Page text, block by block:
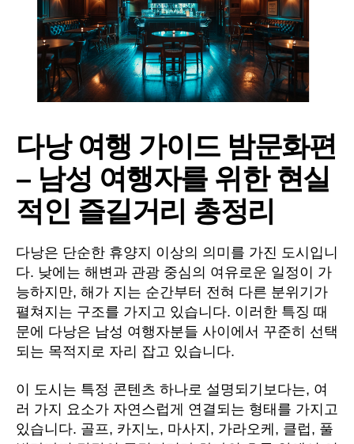
다낭 여행 가이드 밤문화편
– 남성 여행자를 위한 현실
적인 즐길거리 총정리
다낭은 단순한 휴양지 이상의 의미를 가진 도시입니
다. 낮에는 해변과 관광 중심의 여유로운 일정이 가
능하지만, 해가 지는 순간부터 전혀 다른 분위기가
펼쳐지는 구조를 가지고 있습니다. 이러한 특징 때
문에 다낭은 남성 여행자분들 사이에서 꾸준히 선택
되는 목적지로 자리 잡고 있습니다.
이 도시는 특정 콘텐츠 하나로 설명되기보다는, 여
러 가지 요소가 자연스럽게 연결되는 형태를 가지고
있습니다. 골프, 카지노, 마사지, 가라오케, 클럽, 풀